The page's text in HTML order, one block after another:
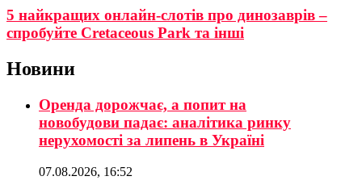
5 найкращих онлайн-слотів про динозаврів –
спробуйте Cretaceous Park та інші
Новини
Оренда дорожчає, а попит на
новобудови падає: аналітика ринку
нерухомості за липень в Україні
07.08.2026, 16:52